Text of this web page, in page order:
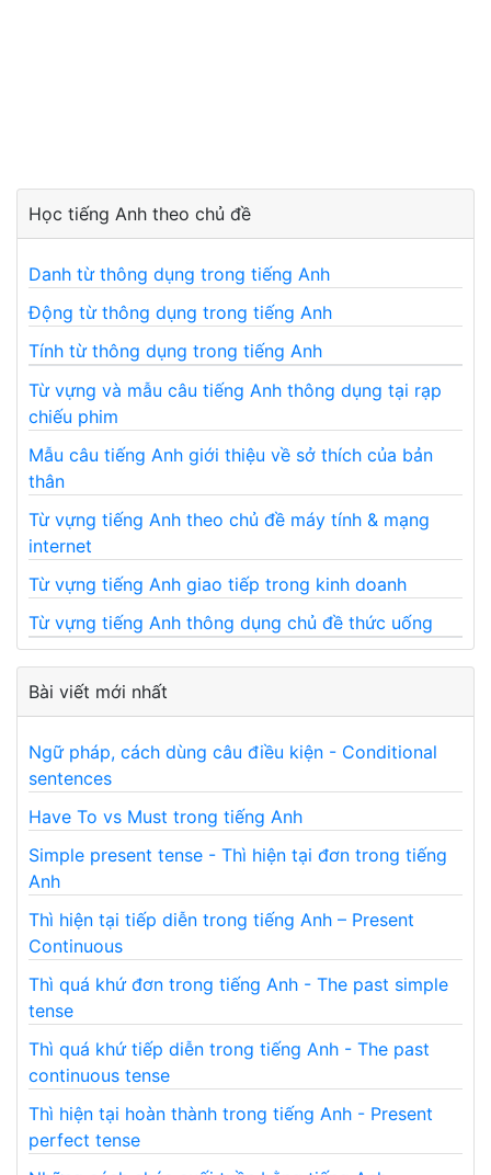
Học tiếng Anh theo chủ đề
Danh từ thông dụng trong tiếng Anh
Động từ thông dụng trong tiếng Anh
Tính từ thông dụng trong tiếng Anh
Từ vựng và mẫu câu tiếng Anh thông dụng tại rạp
chiếu phim
Mẫu câu tiếng Anh giới thiệu về sở thích của bản
thân
Từ vựng tiếng Anh theo chủ đề máy tính & mạng
internet
Từ vựng tiếng Anh giao tiếp trong kinh doanh
Từ vựng tiếng Anh thông dụng chủ đề thức uống
Bài viết mới nhất
Ngữ pháp, cách dùng câu điều kiện - Conditional
sentences
Have To vs Must trong tiếng Anh
Simple present tense - Thì hiện tại đơn trong tiếng
Anh
Thì hiện tại tiếp diễn trong tiếng Anh – Present
Continuous
Thì quá khứ đơn trong tiếng Anh - The past simple
tense
Thì quá khứ tiếp diễn trong tiếng Anh - The past
continuous tense
Thì hiện tại hoàn thành trong tiếng Anh - Present
perfect tense